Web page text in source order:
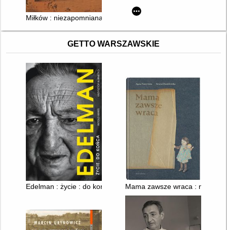
Miłków : niezapomniana wieś
GETTO WARSZAWSKIE
Edelman : życie : do końca Mama zawsze wraca : na